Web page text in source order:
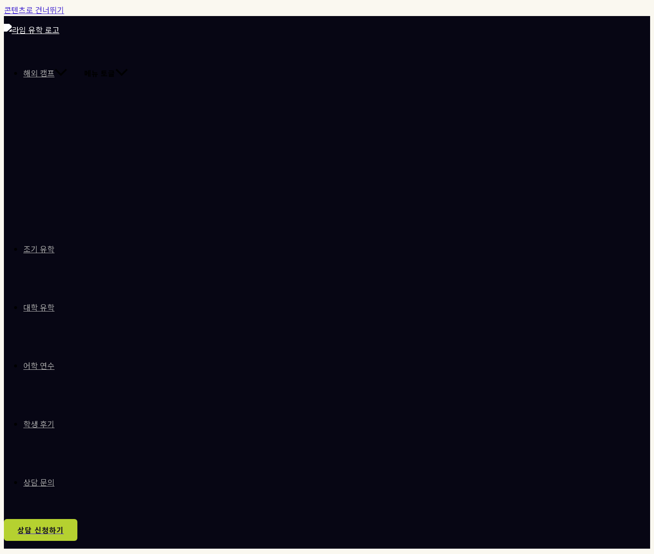
콘텐츠로 건너뛰기
해외 캠프
조기 유학
대학 유학
어학 연수
학생 후기
상담 문의
상담 신청하기